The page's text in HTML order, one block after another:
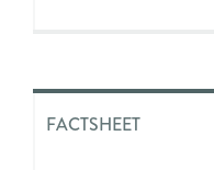
FACTSHEET